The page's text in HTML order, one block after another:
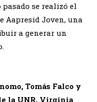
se realizó el
Aapresid Joven, una
a generar un
Tomás Falco y
la UNR, Virginia